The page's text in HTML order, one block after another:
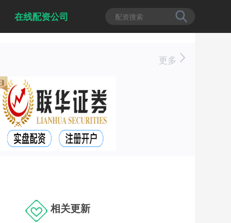
在线配资公司
更多
相关更新